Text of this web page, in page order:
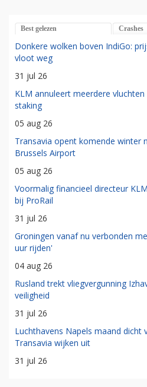
Best gelezen Crashes
Donkere wolken boven IndiGo:
vloot weg
31 jul 26
KLM annuleert meerdere
staking
05 aug 26
Transavia opent komende winter
Brussels Airport
05 aug 26
Voormalig financieel directeur
bij ProRail
31 jul 26
Groningen vanaf nu verbonden
uur rijden'
04 aug 26
Rusland trekt vliegvergunning
veiligheid
31 jul 26
Luchthavens Napels maand dicht
Transavia wijken uit
31 jul 26